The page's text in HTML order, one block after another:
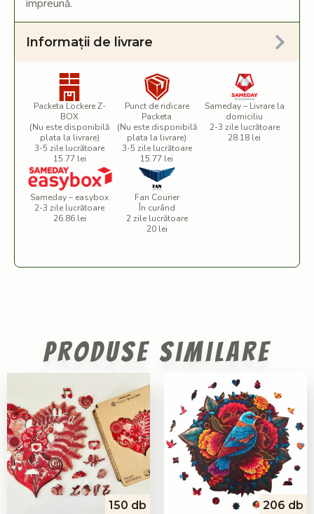
împreună.
Informații de livrare
Packeta Lockere Z-
BOX
(Nu este disponibilă
plata la livrare)
3-5 zile lucrătoare
15.77 lei
Punct de ridicare
Packeta
(Nu este disponibilă
plata la livrare)
3-5 zile lucrătoare
15.77 lei
Sameday – Livrare la
domiciliu
2-3 zile lucrătoare
28.18 lei
Sameday – easybox
2-3 zile lucrătoare
26.86 lei
Fan Courier
În curând
2 zile lucrătoare
20 lei
Produse similare
150 db
206 db